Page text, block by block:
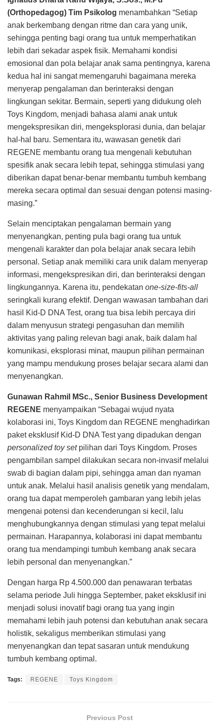
(Orthopedagog) Tim Psikolog menambahkan “Setiap
anak berkembang dengan ritme dan cara yang unik,
sehingga penting bagi orang tua untuk memperhatikan
lebih dari sekadar aspek fisik. Memahami kondisi
emosional dan pola belajar anak sama pentingnya, karena
kedua hal ini sangat memengaruhi bagaimana mereka
menyerap pengalaman dan berinteraksi dengan
lingkungan sekitar. Bermain, seperti yang didukung oleh
Toys Kingdom, menjadi bahasa alami anak untuk
mengekspresikan diri, mengeksplorasi dunia, dan belajar
hal-hal baru. Sementara itu, wawasan genetik dari
REGENE membantu orang tua mengenali kebutuhan
spesifik anak secara lebih tepat, sehingga stimulasi yang
diberikan dapat benar-benar membantu tumbuh kembang
mereka secara optimal dan sesuai dengan potensi masing-
masing.”
Selain menciptakan pengalaman bermain yang
menyenangkan, penting pula bagi orang tua untuk
mengenali karakter dan pola belajar anak secara lebih
personal. Setiap anak memiliki cara unik dalam menyerap
informasi, mengekspresikan diri, dan berinteraksi dengan
lingkungannya. Karena itu, pendekatan one-size-fits-all
seringkali kurang efektif. Dengan wawasan tambahan dari
hasil Kid-D DNA Test, orang tua bisa lebih percaya diri
dalam menyusun strategi pengasuhan dan memilih
aktivitas yang paling relevan bagi anak, baik dalam hal
komunikasi, eksplorasi minat, maupun pilihan permainan
yang mampu mendukung proses belajar secara alami dan
menyenangkan.
Gunawan Rahmil MSc., Senior Business Development
REGENE menyampaikan “Sebagai wujud nyata
kolaborasi ini, Toys Kingdom dan REGENE menghadirkan
paket eksklusif Kid-D DNA Test yang dipadukan dengan
personalized toy set pilihan dari Toys Kingdom. Proses
pengambilan sampel dilakukan secara non-invasif melalui
swab di bagian dalam pipi, sehingga aman dan nyaman
untuk anak. Melalui hasil analisis genetik yang mendalam,
orang tua dapat memperoleh gambaran yang lebih jelas
mengenai potensi dan kecenderungan si kecil, lalu
menghubungkannya dengan stimulasi yang tepat melalui
permainan. Harapannya, kolaborasi ini dapat membantu
orang tua mendampingi tumbuh kembang anak secara
lebih personal dan menyenangkan.”
Dengan harga Rp 4.500.000 dan penawaran terbatas
selama periode Juli hingga September, paket eksklusif ini
menjadi solusi inovatif bagi orang tua yang ingin
memahami lebih jauh potensi dan kebutuhan anak secara
holistik, sekaligus memberikan stimulasi yang
menyenangkan dan tepat sasaran untuk mendukung
tumbuh kembang optimal.
Tags: REGENE Toys Kingdom
Previous Post